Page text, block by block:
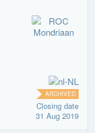
ARCHIVED
Closing date
31 Aug 2019